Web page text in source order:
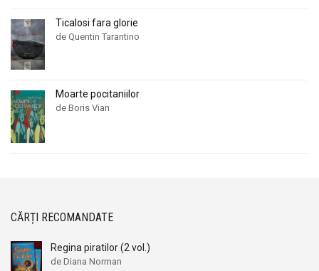
Ticalosi fara glorie
de Quentin Tarantino
Moarte pocitaniilor
de Boris Vian
CĂRȚI RECOMANDATE
Regina piratilor (2 vol.)
de Diana Norman